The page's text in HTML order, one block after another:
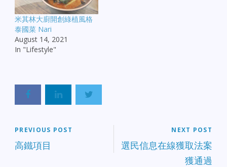
米其林大廚開創綠植風格
泰國菜 Nari
August 14, 2021
In "Lifestyle"
PREVIOUS POST
高鐵項目
NEXT POST
選民信息在線獲取法案
獲通過